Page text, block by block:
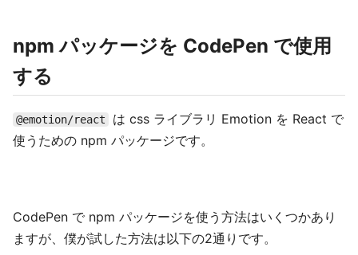
npm パッケージを CodePen で使用
する
@emotion/react
は css ライブラリ Emotion を React で
使うための npm パッケージです。
CodePen で npm パッケージを使う方法はいくつかあり
ますが、僕が試した方法は以下の2通りです。